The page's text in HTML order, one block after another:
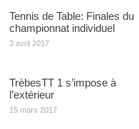
Tennis de Table: Finales du
championnat individuel
3 avril 2017
TrèbesTT 1 s’impose à
l’extérieur
15 mars 2017